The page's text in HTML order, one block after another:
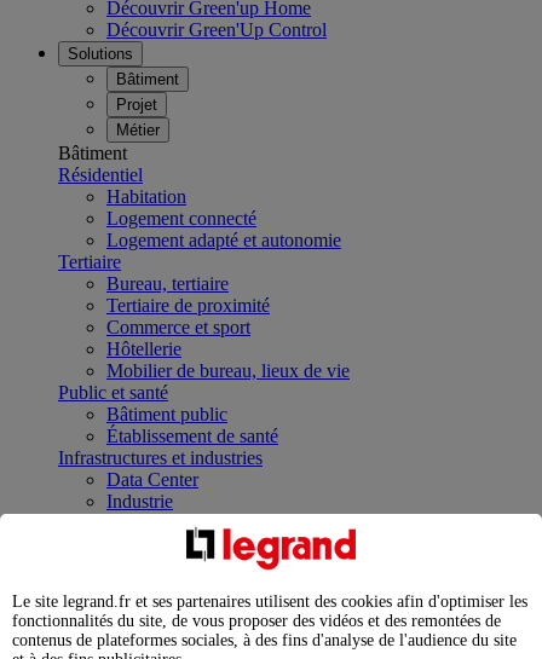
Découvrir Green'up Home
Découvrir Green'Up Control
Solutions
Bâtiment
Projet
Métier
Bâtiment
Résidentiel
Habitation
Logement connecté
Logement adapté et autonomie
Tertiaire
Bureau, tertiaire
Tertiaire de proximité
Commerce et sport
Hôtellerie
Mobilier de bureau, lieux de vie
Public et santé
Bâtiment public
Établissement de santé
Infrastructures et industries
Data Center
Industrie
Infrastructures
Contrôler et planifier le fonctionnement des appareils
Répartir et optimiser son tableau électrique
Legrand Data Center Solutions : concentrer les
expertises au service de vos performances
Le site legrand.fr et ses partenaires utilisent des cookies afin d'optimiser les
fonctionnalités du site, de vous proposer des vidéos et des remontées de
contenus de plateformes sociales, à des fins d'analyse de l'audience du site